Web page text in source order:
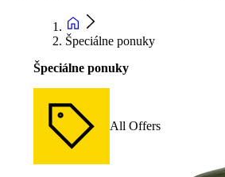
Špeciálne ponuky
Špeciálne ponuky
All Offers